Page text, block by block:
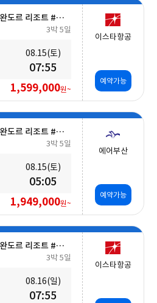
[나트랑 안심 자유여행] 스완도르 리조트 #올인크루시브+오션뷰+밤 10시 레체포함+미니바1회 5일
3박 5일
08.15(토)
07:55
1,599,000원~
이스타항공
예약가능
[나트랑 안심 자유여행] 스완도르 리조트 #올인크루시브+오션뷰+미니바 5일
3박 5일
08.15(토)
05:05
1,949,000원~
에어부산
예약가능
[나트랑 안심 자유여행] 스완도르 리조트 #올인크루시브+오션뷰+밤 10시 레체포함+미니바1회 5일
3박 5일
08.16(일)
07:55
이스타항공